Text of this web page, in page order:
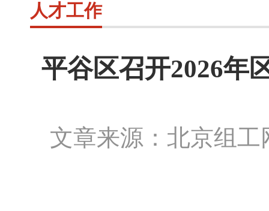
人才工作
平谷区召开2026年
文章来源：北京